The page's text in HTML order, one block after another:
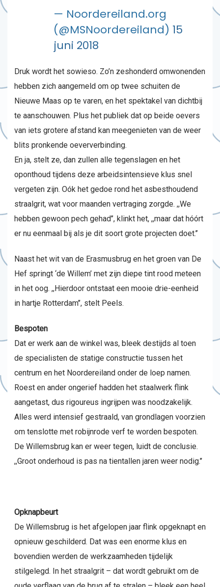
— Noordereiland.org
(@MSNoordereiland) 15
juni 2018
Druk wordt het sowieso. Zo’n zeshonderd omwonenden
hebben zich aangemeld om op twee schuiten de
Nieuwe Maas op te varen, en het spektakel van dichtbij
te aanschouwen. Plus het publiek dat op beide oevers
van iets grotere afstand kan meegenieten van de weer
blits pronkende oeververbinding.
En ja, stelt ze, dan zullen alle tegenslagen en het
oponthoud tijdens deze arbeidsintensieve klus snel
vergeten zijn. Oók het gedoe rond het asbesthoudend
straalgrit, wat voor maanden vertraging zorgde. ,,We
hebben gewoon pech gehad’’, klinkt het, ,,maar dat hóórt
er nu eenmaal bij als je dit soort grote projecten doet.’’
Naast het wit van de Erasmusbrug en het groen van De
Hef springt ‘de Willem’ met zijn diepe tint rood meteen
in het oog. ,,Hierdoor ontstaat een mooie drie-eenheid
in hartje Rotterdam’’, stelt Peels.
Bespoten
Dat er werk aan de winkel was, bleek destijds al toen
de specialisten de statige constructie tussen het
centrum en het Noordereiland onder de loep namen.
Roest en ander ongerief hadden het staalwerk flink
aangetast, dus rigoureus ingrijpen was noodzakelijk.
Alles werd intensief gestraald, van grondlagen voorzien
om tenslotte met robijnrode verf te worden bespoten.
De Willemsbrug kan er weer tegen, luidt de conclusie.
,,Groot onderhoud is pas na tientallen jaren weer nodig.’’
Opknapbeurt
De Willemsbrug is het afgelopen jaar flink opgeknapt en
opnieuw geschilderd. Dat was een enorme klus en
bovendien werden de werkzaamheden tijdelijk
stilgelegd. In het straalgrit – dat wordt gebruikt om de